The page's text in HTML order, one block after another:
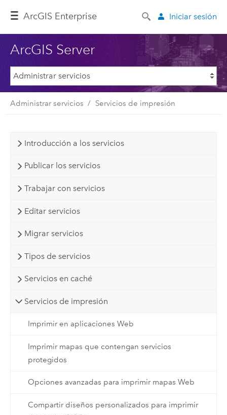
ArcGIS Enterprise Iniciar sesión
ArcGIS Server
Administrar servicios Servicios de impresión
Introducción a los servicios
Publicar los servicios
Trabajar con servicios
Editar servicios
Migrar servicios
Tipos de servicios
Servicios en caché
Servicios de impresión
Imprimir en aplicaciones Web
Imprimir mapas que contengan servicios
protegidos
Opciones avanzadas para imprimir mapas Web
Compartir diseños personalizados para imprimir